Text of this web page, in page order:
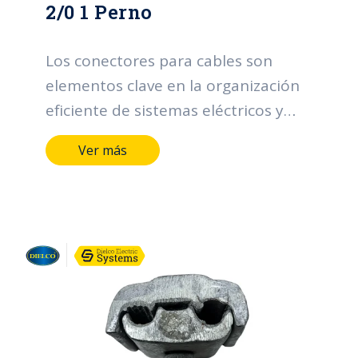
2/0 1 Perno
Los conectores para cables son
elementos clave en la organización
eficiente de sistemas eléctricos y
electrónicos. Sus funciones incluyen
facilitar la distribución ordenada de
tamaños de cables, permitir una
instalación sencilla, facilitar tareas
de mantenimiento al mantener
cables accesibles, prevenir
Ver más